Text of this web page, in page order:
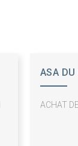
ASA DU
ACHAT